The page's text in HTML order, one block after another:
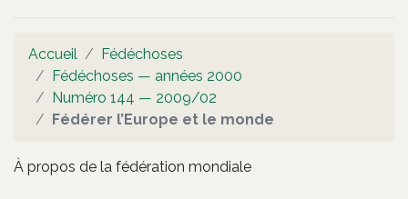
Accueil
Fédéchoses
Fédéchoses — années 2000
Numéro 144 — 2009/02
Fédérer l’Europe et le monde
À propos de la fédération mondiale